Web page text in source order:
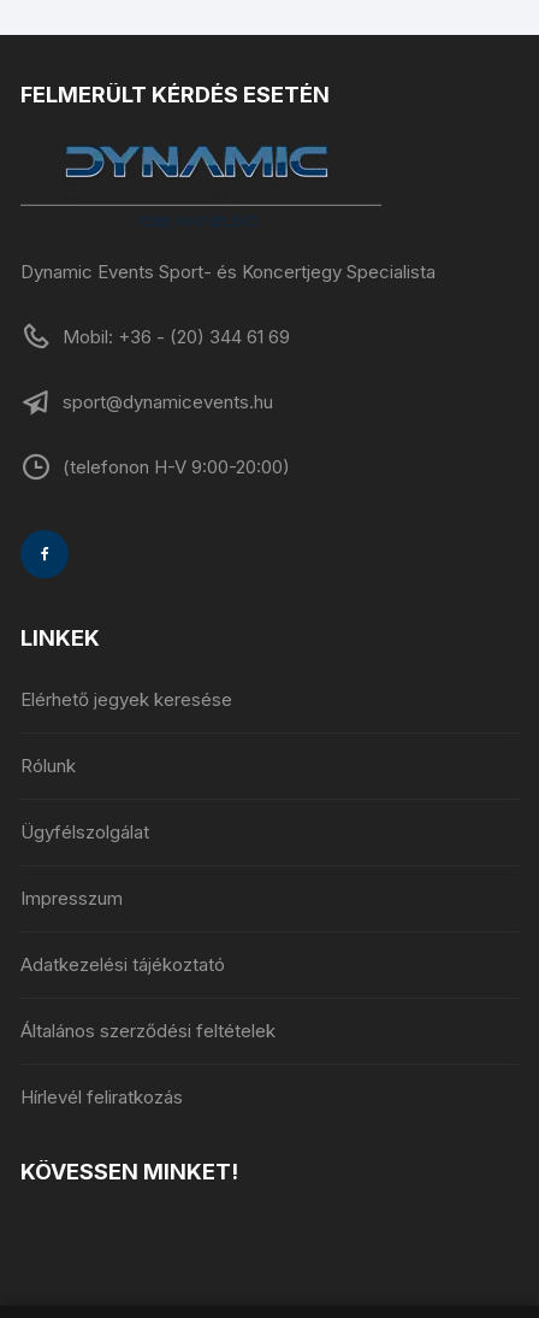
FELMERÜLT KÉRDÉS ESETÉN
Dynamic Events Sport- és Koncertjegy Specialista
Mobil: +36 - (20) 344 61 69
sport@dynamicevents.hu
(telefonon H-V 9:00-20:00)
LINKEK
Elérhető jegyek keresése
Rólunk
Ügyfélszolgálat
Impresszum
Adatkezelési tájékoztató
Általános szerződési feltételek
Hírlevél feliratkozás
KÖVESSEN MINKET!